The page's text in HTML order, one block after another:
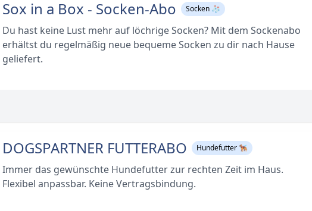
Sox in a Box - Socken-Abo Socken 🧦
Du hast keine Lust mehr auf löchrige Socken? Mit dem Sockenabo
erhältst du regelmäßig neue bequeme Socken zu dir nach Hause
geliefert.
DOGSPARTNER FUTTERABO Hundefutter 🐕‍🦺
Immer das gewünschte Hundefutter zur rechten Zeit im Haus.
Flexibel anpassbar. Keine Vertragsbindung.